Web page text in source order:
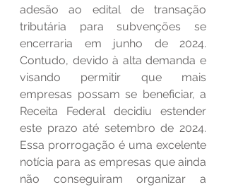
adesão ao edital de transação
tributária para subvenções se
encerraria em junho de 2024.
Contudo, devido à alta demanda e
visando permitir que mais
empresas possam se beneficiar, a
Receita Federal decidiu estender
este prazo até setembro de 2024.
Essa prorrogação é uma excelente
notícia para as empresas que ainda
não conseguiram organizar a